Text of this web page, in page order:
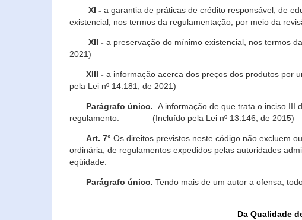
XI - a garantia de práticas de crédito responsável, de
existencial, nos termos da regulamentação, por meio da
XII - a preservação do mínimo existencial, nos termos
2021)
XIII - a informação acerca dos preços dos produtos
pela Lei nº 14.181, de 2021)
Parágrafo único. A informação de que trata o inciso III
regulamento. (Incluído pela Lei nº 13.146, de 2015)
Art. 7° Os direitos previstos neste código não excluem
ordinária, de regulamentos expedidos pelas autoridades
eqüidade.
Parágrafo único. Tendo mais de um autor a ofensa,
Da Qualidade